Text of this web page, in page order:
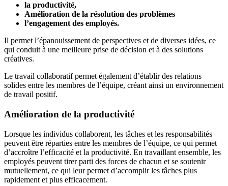
la productivité,
Amélioration de la résolution des problèmes
l’engagement des employés.
Il permet l’épanouissement de perspectives et de diverses idées, ce
qui conduit à une meilleure prise de décision et à des solutions
créatives.
Le travail collaboratif permet également d’établir des relations
solides entre les membres de l’équipe, créant ainsi un environnement
de travail positif.
Amélioration de la productivité
Lorsque les individus collaborent, les tâches et les responsabilités
peuvent être réparties entre les membres de l’équipe, ce qui permet
d’accroître l’efficacité et la productivité. En travaillant ensemble, les
employés peuvent tirer parti des forces de chacun et se soutenir
mutuellement, ce qui leur permet d’accomplir les tâches plus
rapidement et plus efficacement.